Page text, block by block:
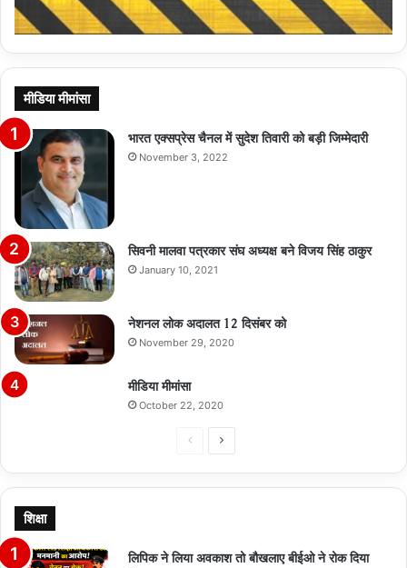
मीडिया मीमांसा
भारत एक्सप्रेस चैनल में सुदेश तिवारी को बड़ी जिम्मेदारी
November 3, 2022
सिवनी मालवा पत्रकार संघ अध्यक्ष बने विजय सिंह ठाकुर
January 10, 2021
नेशनल लोक अदालत 12 दिसंबर को
November 29, 2020
मीडिया मीमांसा
October 22, 2020
PreviousNext
शिक्षा
लिपिक ने लिया अवकाश तो बौखलाए बीईओ ने रोक दिया